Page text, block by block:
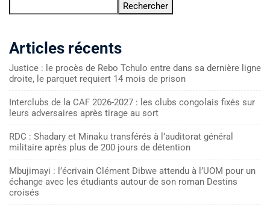
Rechercher
Articles récents
Justice : le procès de Rebo Tchulo entre dans sa dernière ligne
droite, le parquet requiert 14 mois de prison
Interclubs de la CAF 2026-2027 : les clubs congolais fixés sur
leurs adversaires après tirage au sort
RDC : Shadary et Minaku transférés à l’auditorat général
militaire après plus de 200 jours de détention
Mbujimayi : l’écrivain Clément Dibwe attendu à l’UOM pour un
échange avec les étudiants autour de son roman Destins
croisés